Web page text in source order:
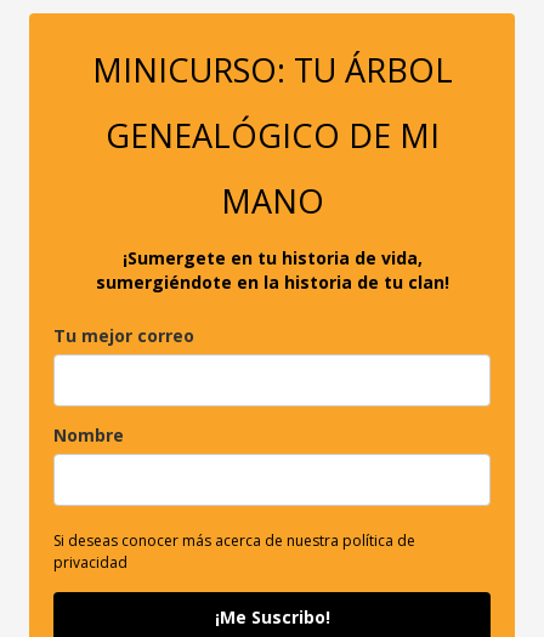
c
MINICURSO: TU ÁRBOL
GENEALÓGICO DE MI
MANO
¡Sumergete en tu historia de vida,
sumergiéndote en la historia de tu clan!
Tu mejor correo
Nombre
Si deseas conocer más acerca de nuestra política de
privacidad
¡Me Suscribo!